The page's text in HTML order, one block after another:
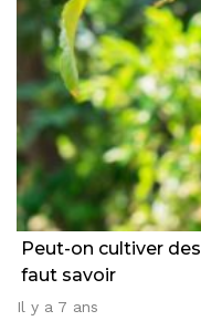
Peut-on cultiver
faut savoir
Il y a 7 ans